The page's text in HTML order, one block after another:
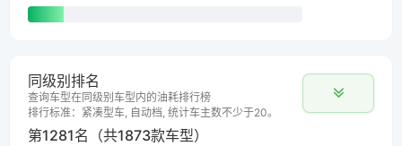
同级别排名
查询车型在同级别车型内的油耗排行榜
排行标准：紧凑型车, 自动档, 统计车主数不少于20。
第1281名（共1873款车型）